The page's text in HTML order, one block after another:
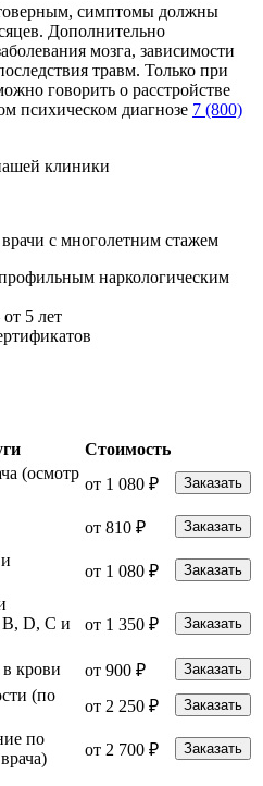
симптомы должны
Дополнительно
мозга, зависимости
травм. Только при
говорить о расстройстве
психическом диагнозе 7 (800)
клиники
с многолетним стажем
наркологическим
5 лет
Стоимость
(осмотр
от 1 080 ₽ Заказать
от 810 ₽ Заказать
от 1 080 ₽ Заказать
D, C и
от 1 350 ₽ Заказать
крови от 900 ₽ Заказать
(по
от 2 250 ₽ Заказать
по
от 2 700 ₽ Заказать